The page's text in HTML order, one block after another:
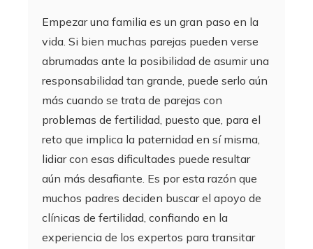
Empezar una familia es un gran paso en la
vida. Si bien muchas parejas pueden verse
abrumadas ante la posibilidad de asumir una
responsabilidad tan grande, puede serlo aún
más cuando se trata de parejas con
problemas de fertilidad, puesto que, para el
reto que implica la paternidad en sí misma,
lidiar con esas dificultades puede resultar
aún más desafiante. Es por esta razón que
muchos padres deciden buscar el apoyo de
clínicas de fertilidad, confiando en la
experiencia de los expertos para transitar